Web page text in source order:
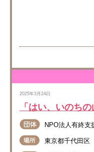
2025年3月24日
「はい、いのち
NPO法人有終支
東京都千代田区